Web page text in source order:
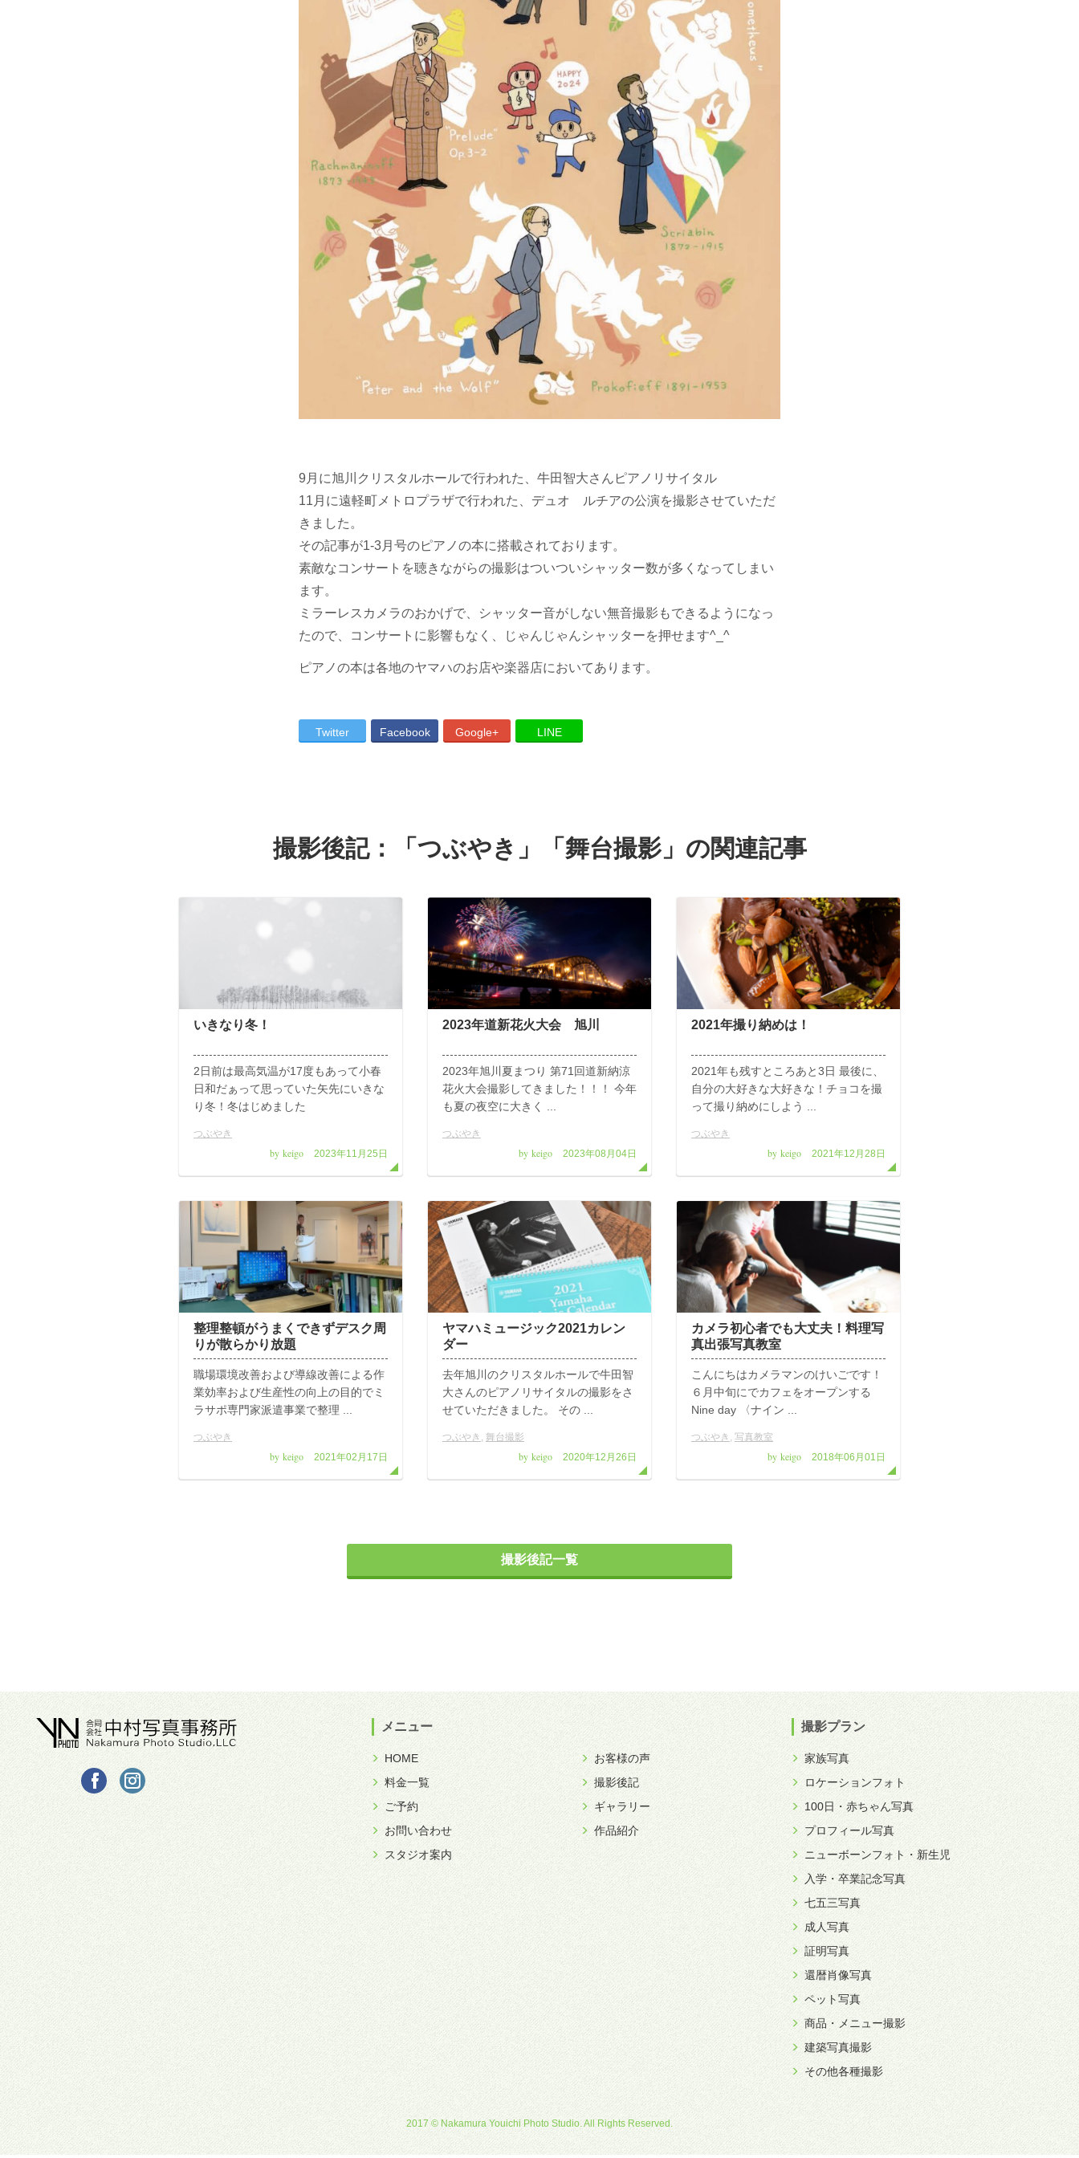
9月に旭川クリスタルホールで行われた、牛田智大さんピアノリサイタル
11月に遠軽町メトロプラザで行われた、デュオ ルチアの公演を撮影させていただ
きました。
その記事が1-3月号のピアノの本に搭載されております。
素敵なコンサートを聴きながらの撮影はついついシャッター数が多くなってしまい
ます。
ミラーレスカメラのおかげで、シャッター音がしない無音撮影もできるようになっ
たので、コンサートに影響もなく、じゃんじゃんシャッターを押せます^_^
ピアノの本は各地のヤマハのお店や楽器店においてあります。
Twitter Facebook Google+ LINE
撮影後記：「 つぶやき 」「 舞台撮影」の関連記事
いきなり冬！
2日前は最高気温が17度もあって小春
日和だぁって思っていた矢先にいきな
り冬！冬はじめました
つぶやき
by keigo 2023年11月25日
2023年道新花火大会 旭川
2023年旭川夏まつり 第71回道新納涼
花火大会撮影してきました！！！ 今年
も夏の夜空に大きく ...
つぶやき
by keigo 2023年08月04日
2021年撮り納めは！
2021年も残すところあと3日 最後に、
自分の大好きな大好きな！チョコを撮
って撮り納めにしよう ...
つぶやき
by keigo 2021年12月28日
整理整頓がうまくできずデスク周
りが散らかり放題
職場環境改善および導線改善による作
業効率および生産性の向上の目的でミ
ラサポ専門家派遣事業で整理 ...
つぶやき
by keigo 2021年02月17日
ヤマハミュージック2021カレン
ダー
去年旭川のクリスタルホールで牛田智
大さんのピアノリサイタルの撮影をさ
せていただきました。 その ...
つぶやき , 舞台撮影
by keigo 2020年12月26日
カメラ初心者でも大丈夫！料理写
真出張写真教室
こんにちはカメラマンのけいごです！
６月中旬にでカフェをオープンする
Nine day 〈ナイン ...
つぶやき , 写真教室
by keigo 2018年06月01日
撮影後記一覧
撮影プラン
家族写真
ロケーションフォト
100日・赤ちゃん写真
プロフィール写真
ニューボーンフォト・新生児
入学・卒業記念写真
七五三写真
成人写真
証明写真
還暦肖像写真
ペット写真
商品・メニュー撮影
建築写真撮影
その他各種撮影
メニュー
HOME
料金一覧
ご予約
お問い合わせ
スタジオ案内
お客様の声
撮影後記
ギャラリー
作品紹介
2017 © Nakamura Youichi Photo Studio. All Rights Reserved.